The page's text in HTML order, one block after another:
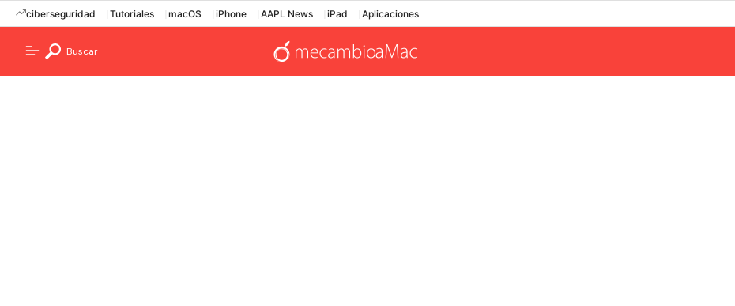
ciberseguridad Tutoriales macOS iPhone AAPL News iPad Aplicaciones
Buscar